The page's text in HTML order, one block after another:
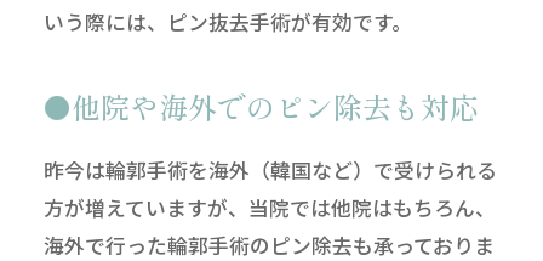
いう際には、ピン抜去手術が有効です。
他院や海外でのピン除去も対応
昨今は輪郭手術を海外（韓国など）で受けられる
方が増えていますが、当院では他院はもちろん、
海外で行った輪郭手術のピン除去も承っておりま